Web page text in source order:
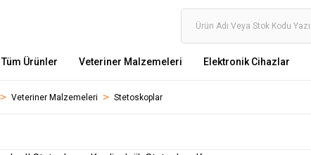
Tüm Ürünler Veteriner Malzemeleri Elektronik Cihazlar
Veteriner Malzemeleri Stetoskoplar